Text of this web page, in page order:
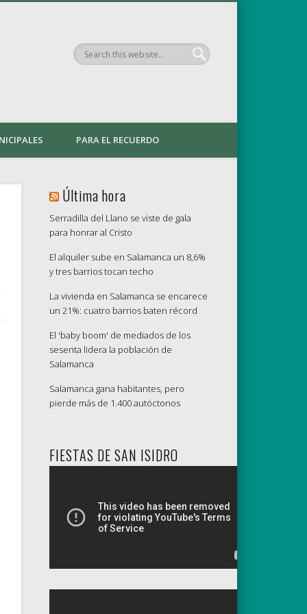
PÁGINA OFICIAL
PARA EL RECUERDO
Última hora
Serradilla del Llano se viste de gala
para honrar al Cristo
El alquiler sube en Salamanca un 8,6%
y tres barrios tocan techo
La vivienda en Salamanca se encarece
un 21%: cuatro barrios baten récord
El 'baby boom' de mediados de los
sesenta lidera la población de
Salamanca
Salamanca gana habitantes, pero
pierde más de 1.400 autóctonos
FIESTAS DE SAN ISIDRO